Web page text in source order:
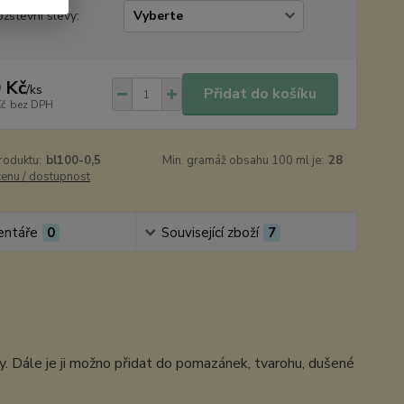
slevy:
Kč/ks
bez DPH
Přidat do košíku
bl100-0,5 Min. gramáž obsahu 100 ml je: 28
/ dostupnost
0 Související zboží 7
Dále je ji možno přidat do pomazánek, tvarohu, dušené